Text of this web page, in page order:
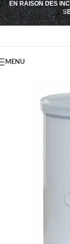
Passer à la navigation
Passer au contenu
EN RAISON DES
MENU